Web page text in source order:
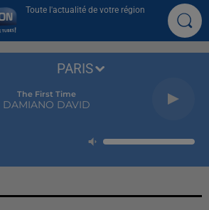
Toute l'actualité de votre région
The First Time
DAMIANO DAVID
PARIS